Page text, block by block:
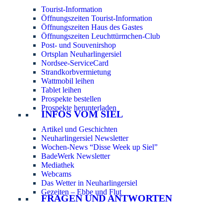
Tourist-Information
Öffnungszeiten Tourist-Information
Öffnungszeiten Haus des Gastes
Öffnungszeiten Leuchttürmchen-Club
Post- und Souvenirshop
Ortsplan Neuharlingersiel
Nordsee-ServiceCard
Strandkorbvermietung
Wattmobil leihen
Tablet leihen
Prospekte bestellen
Prospekte herunterladen
INFOS VOM SIEL
Artikel und Geschichten
Neuharlingersiel Newsletter
Wochen-News “Disse Week up Siel”
BadeWerk Newsletter
Mediathek
Webcams
Das Wetter in Neuharlingersiel
Gezeiten – Ebbe und Flut
FRAGEN UND ANTWORTEN